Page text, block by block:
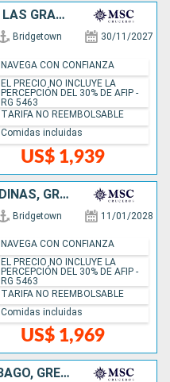
BARBADOS, SAN VINCENT Y LAS GRANADINAS, GRENADA, ANTIGUA Y BARBUDA, SAN MARTÍN, DOMINICA, SANTA LUCIA
Bridgetown 30/11/2027
US$ 1,939
NAVEGA CON CONFIANZA
EL PRECIO NO INCLUYE LA
PERCEPCIÓN DEL 30% DE AFIP -
RG 5463
TARIFA NO REEMBOLSABLE
Comidas incluidas
SAN VINCENT Y LAS GRANADINAS, GRENADA, SAN MARTÍN, ANTIGUA Y BARBUDA, DOMINICA, SANTA LUCIA, BARBADOS
Bridgetown 11/01/2028
US$ 1,969
NAVEGA CON CONFIANZA
EL PRECIO NO INCLUYE LA
PERCEPCIÓN DEL 30% DE AFIP -
RG 5463
TARIFA NO REEMBOLSABLE
Comidas incluidas
BARBADOS, TRINIDAD Y TOBAGO, GRENADA, DOMINICA, SAN MARTÍN, ANTIGUA Y BARBUDA, SANTA LUCIA